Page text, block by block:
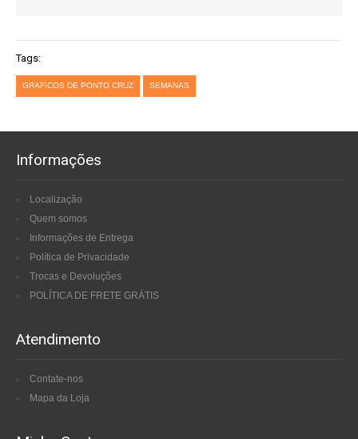
Tags:
GRAFICOS DE PONTO CRUZ SEMANAS
Informações
Localização
Quem somos
Informações de Entrega
Política de Privacidade
Trocas e Devoluções
POLÍTICA DE FRETE GRÁTIS
Atendimento
Contate-nos
Mapa da Loja